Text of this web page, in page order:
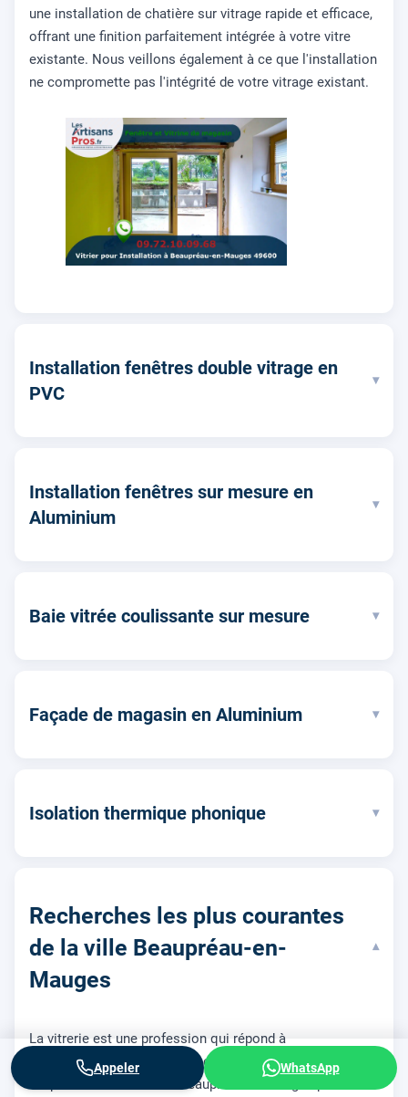
une installation de chatière sur vitrage rapide et efficace,
offrant une finition parfaitement intégrée à votre vitre
existante. Nous veillons également à ce que l'installation
ne compromette pas l'intégrité de votre vitrage existant.
Installation fenêtres double vitrage en
PVC
▾
Installation fenêtres sur mesure en
Aluminium
▾
Baie vitrée coulissante sur mesure ▾
Façade de magasin en Aluminium ▾
Isolation thermique phonique ▾
Recherches les plus courantes
de la ville Beaupréau-en-
Mauges
▾
La vitrerie est une profession qui répond à
d’innombrables demandes. Les requêtes les plus
fréquentes des clients à Beaupréau-en-Mauges pour
Appeler WhatsApp